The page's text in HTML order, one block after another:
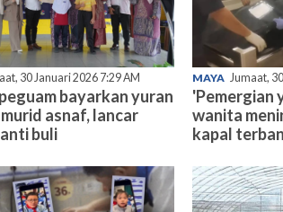
30 Januari 2026 7:29 AM
bayarkan yuran
asnaf, lancar
buli
MAYA Jumaat,
'Pemergian
wanita
kapal